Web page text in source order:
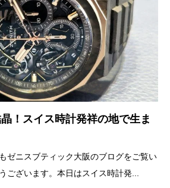
！スイス時計発祥の地で生ま
ゼニスブティック大阪のブログをご覧い
ございます。本日はスイス時計発...